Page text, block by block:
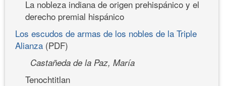
La nobleza indiana de origen prehispánico y el
derecho premial hispánico
Los escudos de armas de los nobles de la Triple
Alianza (PDF)
Castañeda de la Paz, María
Tenochtitlan